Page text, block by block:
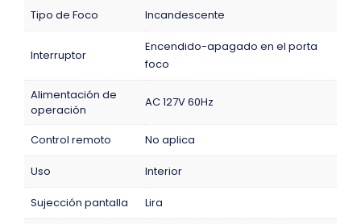
Tipo de Foco Incandescente
Interruptor
Encendido-apagado en el porta
foco
Alimentación de
operación
AC 127V 60Hz
Control remoto No aplica
Uso Interior
Sujección pantalla
Lira